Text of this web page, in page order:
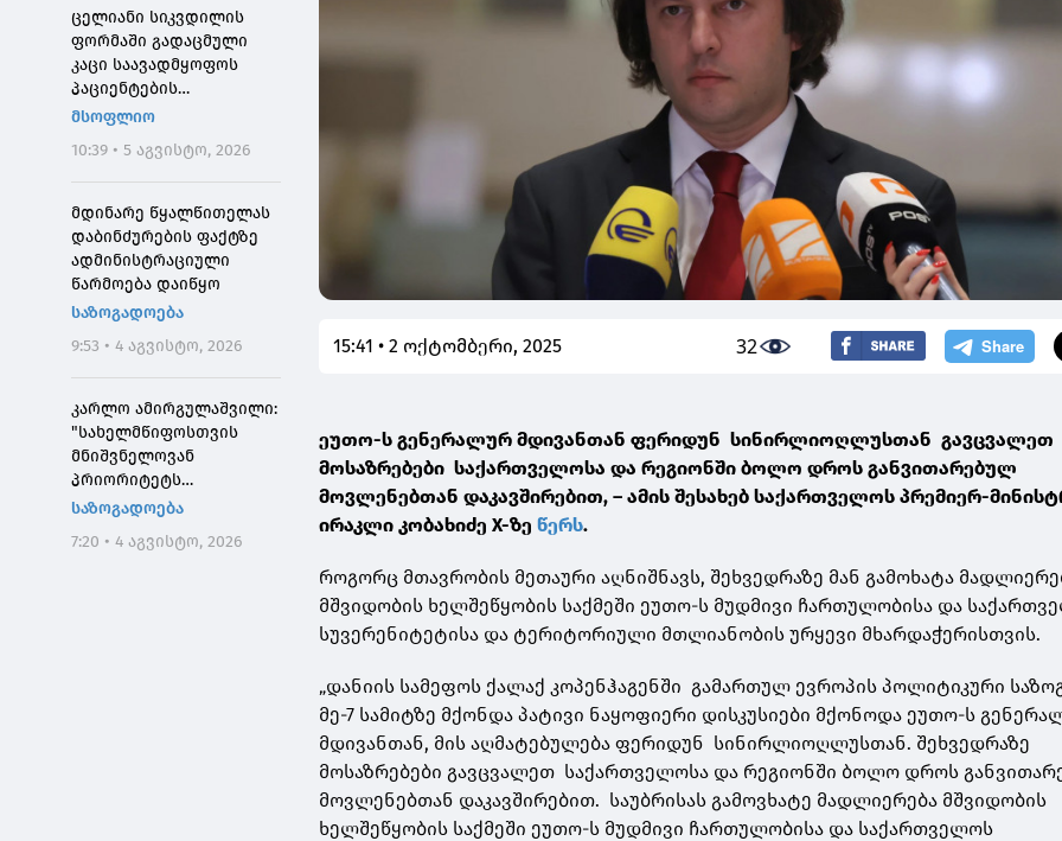
ცელიანი სიკვდილის
ფორმაში გადაცმული
კაცი საავადმყოფოს
პაციენტების
შეშინებისთვის
მსოფლიო
10:39 • 5 აგვისტო, 2026
მდინარე წყალწითელას
დაბინძურების ფაქტზე
ადმინისტრაციული
წარმოება დაიწყო
საზოგადოება
9:53 • 4 აგვისტო, 2026
კარლო ამირგულაშვილი:
"სახელმწიფოსთვის
მნიშვნელოვან
პრიორიტეტს
საქართველოს ტყეების,
დეგრადირებული
საზოგადოება
7:20 • 4 აგვისტო, 2026
15:41 • 2 ოქტომბერი, 2025 32
ეუთო-ს გენერალურ მდივანთან ფერიდუნ სინირლიოღლუსთან გავცვალეთ
მოსაზრებები საქართველოსა და რეგიონში ბოლო დროს განვითარებულ
მოვლენებთან დაკავშირებით, – ამის შესახებ საქართველოს პრემიერ-
ირაკლი კობახიძე X-ზეწერს.
როგორც მთავრობის მეთაური აღნიშნავს, შეხვედრაზე მან გამოხატა
მშვიდობის ხელშეწყობის საქმეში ეუთო-ს მუდმივი ჩართულობისა და
სუვერენიტეტისა და ტერიტორიული მთლიანობის ურყევი მხარდაჭერისთვის.
„დანიის სამეფოს ქალაქ კოპენჰაგენში გამართულ ევროპის პოლიტიკური
მე-7 სამიტზე მქონდა პატივი ნაყოფიერი დისკუსიები მქონოდა ეუთო-ს
მდივანთან, მის აღმატებულება ფერიდუნ სინირლიოღლუსთან. შეხვედრაზე
მოსაზრებები გავცვალეთ საქართველოსა და რეგიონში ბოლო დროს
მოვლენებთან დაკავშირებით. საუბრისას გამოვხატე მადლიერება მშვიდობის
ხელშეწყობის საქმეში ეუთო-ს მუდმივი ჩართულობისა და საქართველოს